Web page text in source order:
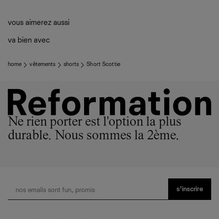
vous aimerez aussi
va bien avec
home vêtements shorts Short Scottie
Ne rien porter est l'option la plus
durable. Nous sommes la 2ème.
s’inscrire